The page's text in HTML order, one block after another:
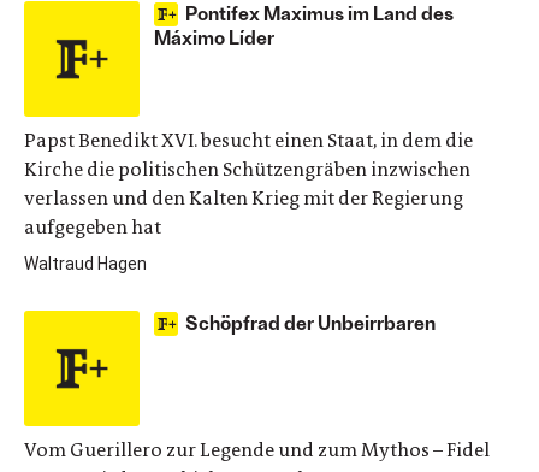
Pontifex Maximus im Land des
Máximo Líder
Papst Benedikt XVI. besucht einen Staat, in dem die
Kirche ­die politischen Schützengräben inzwischen
verlassen und den Kalten Krieg mit der Regierung
aufgegeben hat
Waltraud Hagen
Schöpfrad der Unbeirrbaren
Vom Guerillero zur Legende und zum Mythos – Fidel